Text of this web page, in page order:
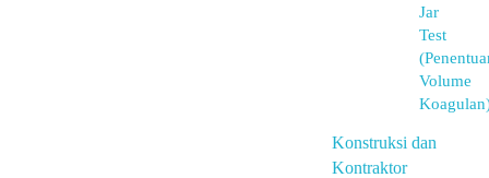
Jar
Test
Volume
Konstruksi dan
Kontraktor